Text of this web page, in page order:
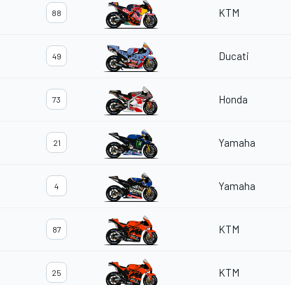
88 KTM
49 Ducati
73 Honda
21 Yamaha
4 Yamaha
87 KTM
25 KTM